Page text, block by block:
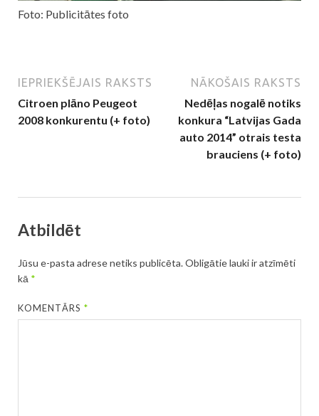
Foto: Publicitātes foto
IEPRIEKŠĒJAIS RAKSTS
Citroen plāno Peugeot
2008 konkurentu (+ foto)
NĀKOŠAIS RAKSTS
Nedēļas nogalē notiks
konkura “Latvijas Gada
auto 2014” otrais testa
brauciens (+ foto)
Atbildēt
Jūsu e-pasta adrese netiks publicēta.Obligātie lauki ir atzīmēti
kā *
KOMENTĀRS*